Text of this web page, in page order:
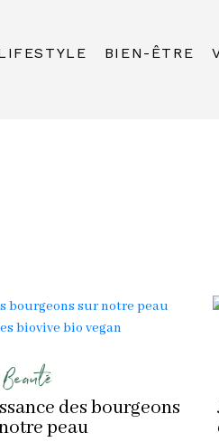
BIEN-ÊTRE
Beauté
des bourgeons
peau